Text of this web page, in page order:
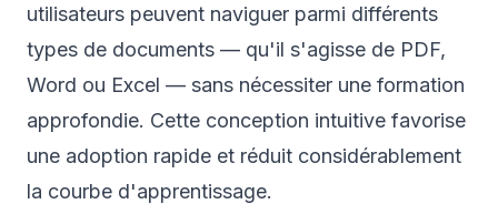
utilisateurs peuvent naviguer parmi différents
types de documents — qu'il s'agisse de PDF,
Word ou Excel — sans nécessiter une formation
approfondie. Cette conception intuitive favorise
une adoption rapide et réduit considérablement
la courbe d'apprentissage.